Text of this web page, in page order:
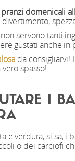
pranzi domenicali
servono tanti
gustati anche in
da consigliarvi!
spasso!
I
e verdura, si sa, i
o dei carciofi